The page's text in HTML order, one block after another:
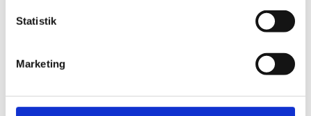
Statistik
Marketing
5937
DKK 74.00/ Pcs
DKK 92.50 inc. VAT
Summerbird
DKK 74.00/
DKK 92.50 inc. VAT